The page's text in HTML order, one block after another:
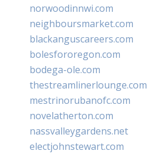
norwoodinnwi.com
neighboursmarket.com
blackanguscareers.com
bolesfororegon.com
bodega-ole.com
thestreamlinerlounge.com
mestrinorubanofc.com
novelatherton.com
nassvalleygardens.net
electjohnstewart.com